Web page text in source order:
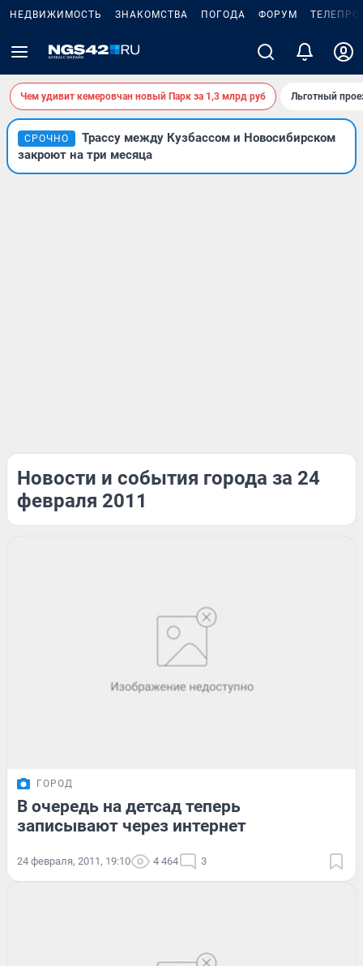
НЕДВИЖИМОСТЬ ЗНАКОМСТВА ПОГОДА ФОРУМ
Чем удивит кемеровчан новый Парк за 1,3 млрд руб Льготный
СРОЧНО
Трассу между Кузбассом и Новосибирском
закроют на три месяца
Новости и события города за 24
февраля 2011
ГОРОД
В очередь на детсад теперь
записывают через интернет
24 февраля, 2011, 19:10 4 464 3